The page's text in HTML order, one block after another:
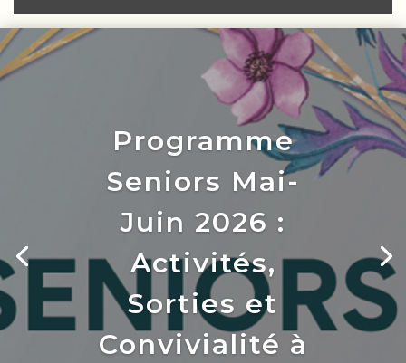
Programme
Seniors Mai-
Juin 2026 :
Activités,
Sorties et
Convivialité à